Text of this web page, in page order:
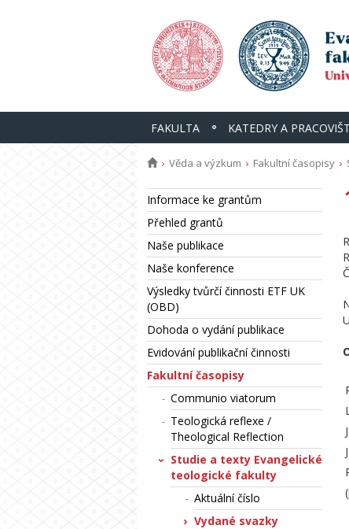
FAKULTA KATEDRY A
Věda a výzkum Fakultní časopisy
Informace ke grantům
Přehled grantů
Naše publikace
Naše konference
Výsledky tvůrčí činnosti ETF UK
(OBD)
Dohoda o vydání publikace
Evidování publikační činnosti
Fakultní časopisy
Communio viatorum
Teologická reflexe /
Theological Reflection
Studie a texty Evangelické
teologické fakulty
Aktuální číslo
Vydané svazky